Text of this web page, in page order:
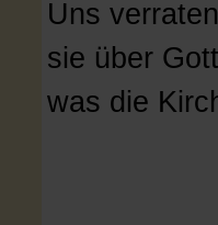
Uns
sie über
was die